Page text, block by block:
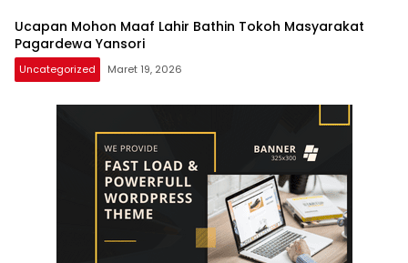
Ucapan Mohon Maaf Lahir Bathin Tokoh Masyarakat
Pagardewa Yansori
Uncategorized Maret 19, 2026